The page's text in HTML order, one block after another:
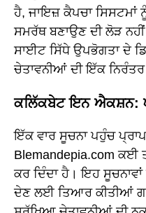
ਹੈ, ਜਾਇਜ਼ ਕੈਪਚਾ ਸਿਸਟਮਾਂ
ਸਮਰੱਥ ਬਣਾਉਣ ਦੀ ਲੋੜ
ਸਾਈਟ ਸਿੱਧੇ ਉਪਭੋਗਤਾ ਦੇ
ਚੇਤਾਵਨੀਆਂ ਦੀ ਇੱਕ ਨਿਰੰਤਰ
ਕਲਿੱਕਬੇਟ ਇਨ ਐਕਸ਼ਨ:
ਇੱਕ ਵਾਰ ਸੂਚਨਾ ਪਹੁੰਚ
Blemandepia.com ਕਈ
ਕਰ ਦਿੰਦਾ ਹੈ। ਇਹ
ਦੇਣ ਲਈ ਤਿਆਰ ਕੀਤੀਆਂ